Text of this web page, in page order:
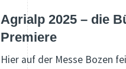
Agrialp 2025 – die
Premiere
Hier auf der Messe Bozen